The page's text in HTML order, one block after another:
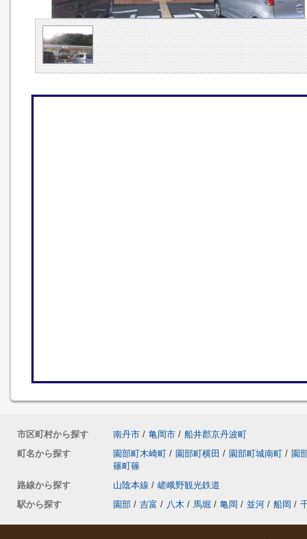
市区町村から探す 南丹市 / 亀岡市 / 船井郡京丹波町
町名から探す
園部町木崎町 / 園部町横田 / 園部町城南町 / 園
篠町篠
路線から探す
山陰本線 / 嵯峨野観光鉄道
駅から探す
園部 / 吉富 / 八木 / 馬堀 / 亀岡 / 並河 / 船岡 /